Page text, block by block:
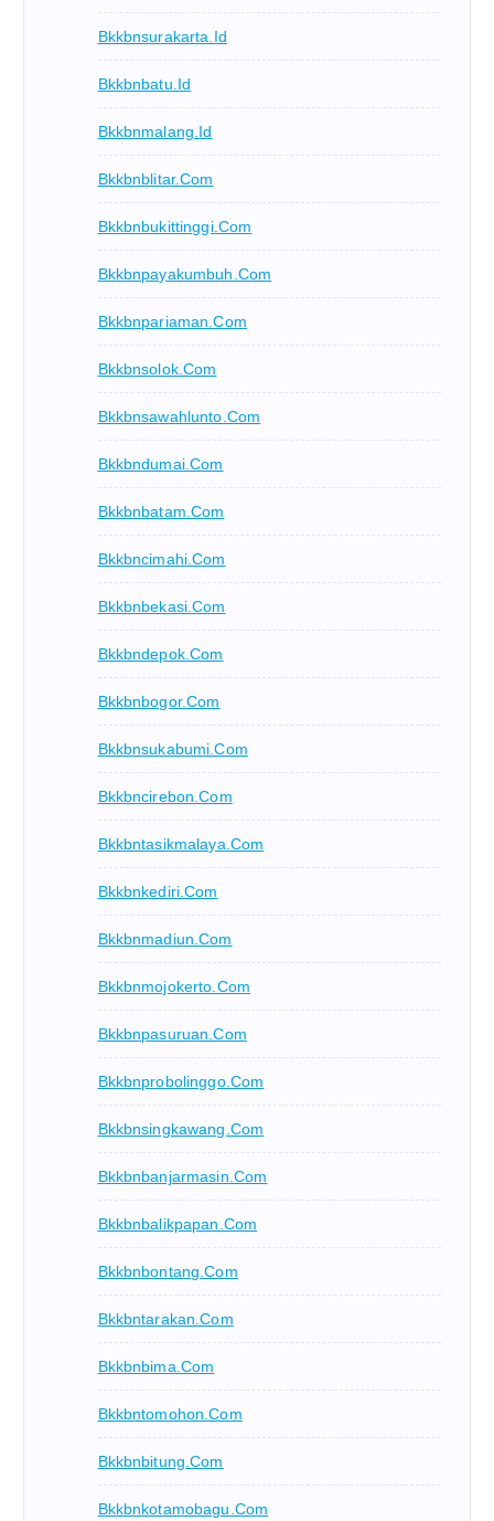
Bkkbnsurakarta.id
Bkkbnbatu.id
Bkkbnmalang.id
Bkkbnblitar.com
Bkkbnbukittinggi.com
Bkkbnpayakumbuh.com
Bkkbnpariaman.com
Bkkbnsolok.com
Bkkbnsawahlunto.com
Bkkbndumai.com
Bkkbnbatam.com
Bkkbncimahi.com
Bkkbnbekasi.com
Bkkbndepok.com
Bkkbnbogor.com
Bkkbnsukabumi.com
Bkkbncirebon.com
Bkkbntasikmalaya.com
Bkkbnkediri.com
Bkkbnmadiun.com
Bkkbnmojokerto.com
Bkkbnpasuruan.com
Bkkbnprobolinggo.com
Bkkbnsingkawang.com
Bkkbnbanjarmasin.com
Bkkbnbalikpapan.com
Bkkbnbontang.com
Bkkbntarakan.com
Bkkbnbima.com
Bkkbntomohon.com
Bkkbnbitung.com
Bkkbnkotamobagu.com